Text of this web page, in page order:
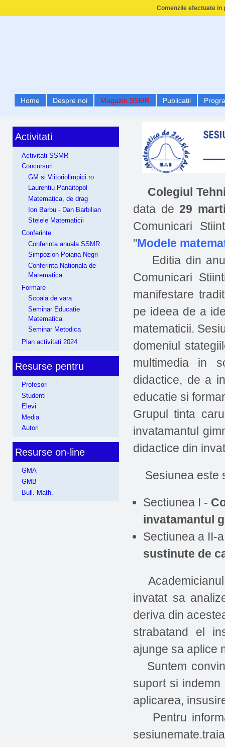
Comenzile efectuate in
Home Despre noi Magazin SSMR Publicatii
Colegiul
data de29
Comunicari
"Modele
Editia din anul
Comunicari
manifestare
pe ideea de a
matematicii.
domeniul
multimedia in
didactice, de a
educatie si
Grupul tinta
invatamantul
didactice din
Sesiunea este
Sectiunea I -
invatamantul
Sectiunea a II-
sustinute de
Academicianul
invatat sa
deriva din
strabatand el
ajunge sa aplice
Suntem
suport si
aplicarea,
Pentru
Activitati
Activitati SSMR
Concursuri
GM si Viitoriolimpici.ro
Laurentiu Panaitopol
Matematica, de drag
Ion Barbu - Dan Barbilian
Stelele Matematicii
Conferinte
Conferinta anuala SSMR
Simpozion Poiana Negri
Conferinta Nationala de
Matematica
Formare
Scoala de vara
Seminar Educatie
Matematica
Seminar Metodica
Plan activitati 2024
Resurse pentru
Profesori
Studenti
Elevi
Media
Autori
Resurse on-line
GMA
GMB
Bull. Math.